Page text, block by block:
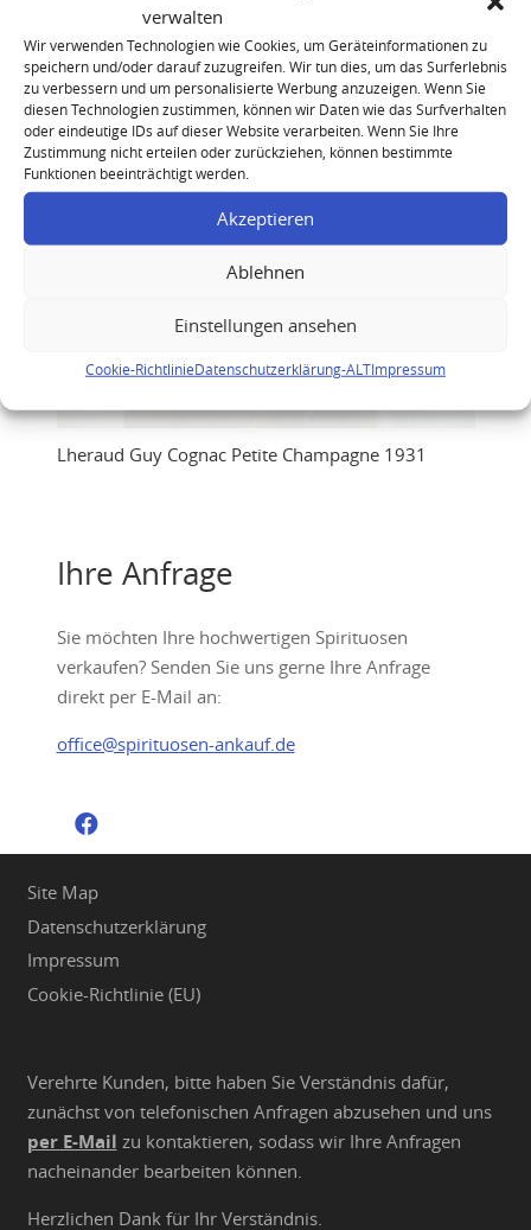
verwalten
Wir verwenden Technologien wie Cookies, um Geräteinformationen zu
speichern und/oder darauf zuzugreifen. Wir tun dies, um das Surferlebnis
zu verbessern und um personalisierte Werbung anzuzeigen. Wenn Sie
diesen Technologien zustimmen, können wir Daten wie das Surfverhalten
oder eindeutige IDs auf dieser Website verarbeiten. Wenn Sie Ihre
Zustimmung nicht erteilen oder zurückziehen, können bestimmte
Funktionen beeinträchtigt werden.
Akzeptieren
Ablehnen
Einstellungen ansehen
Cookie-RichtlinieDatenschutzerklärung-ALTImpressum
Lheraud Guy Cognac Petite Champagne 1931
Ihre Anfrage
Sie möchten Ihre hochwertigen Spirituosen
verkaufen? Senden Sie uns gerne Ihre Anfrage
direkt per E-Mail an:
office@spirituosen-ankauf.de
Site Map
Datenschutzerklärung
Impressum
Cookie-Richtlinie (EU)
Verehrte Kunden, bitte haben Sie Verständnis dafür,
zunächst von telefonischen Anfragen abzusehen und uns
per E-Mail zu kontaktieren, sodass wir Ihre Anfragen
nacheinander bearbeiten können.
Herzlichen Dank für Ihr Verständnis.